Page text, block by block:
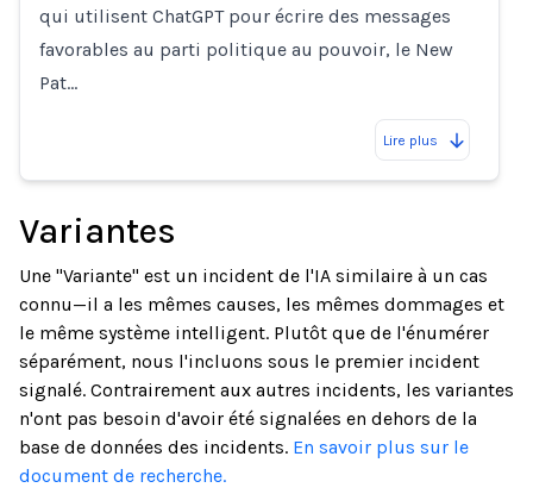
qui utilisent ChatGPT pour écrire des messages
favorables au parti politique au pouvoir, le New
Pat…
Lire plus
Variantes
Une "Variante" est un incident de l'IA similaire à un cas
connu—il a les mêmes causes, les mêmes dommages et
le même système intelligent. Plutôt que de l'énumérer
séparément, nous l'incluons sous le premier incident
signalé. Contrairement aux autres incidents, les variantes
n'ont pas besoin d'avoir été signalées en dehors de la
base de données des incidents. En savoir plus sur le
document de recherche.